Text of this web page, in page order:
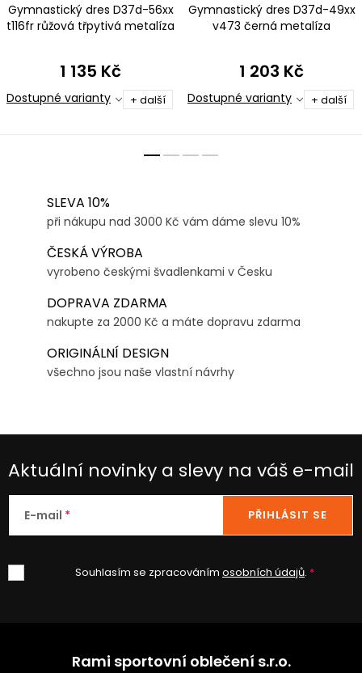
Gymnastický dres D37d-56xx
t116fr růžová třpytivá metalíza
1 135 Kč
Dostupné varianty + další
Gymnastický dres D37d-49xx
v473 černá metalíza
1 203 Kč
Dostupné varianty + další
SLEVA 10%
při nákupu nad 3000 Kč vám dáme slevu 10%
ČESKÁ VÝROBA
vyrobeno českými švadlenkami v Česku
DOPRAVA ZDARMA
nakupte za 2000 Kč a máte dopravu zdarma
ORIGINÁLNÍ DESIGN
všechno jsou naše vlastní návrhy
Aktuální novinky a slevy na váš e-mail
E-mail
Souhlasím se zpracováním osobních údajů.
PŘIHLÁSIT SE
Rami sportovní oblečení s.r.o.